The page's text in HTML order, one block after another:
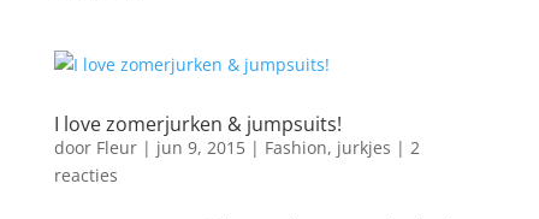
I love zomerjurken & jumpsuits!
door Fleur| jun 9, 2015| Fashion, jurkjes | 2
reacties